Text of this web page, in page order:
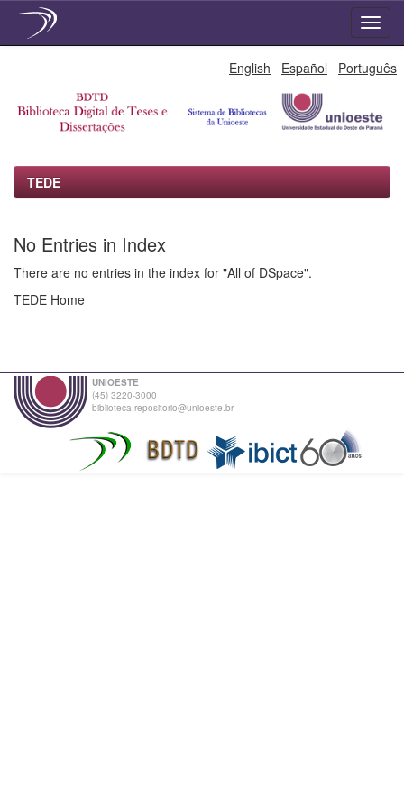
English Español Português
TEDE
No Entries in Index
There are no entries in the index for "All of DSpace".
TEDE Home
UNIOESTE
(45) 3220-3000
biblioteca.repositorio@unioeste.br